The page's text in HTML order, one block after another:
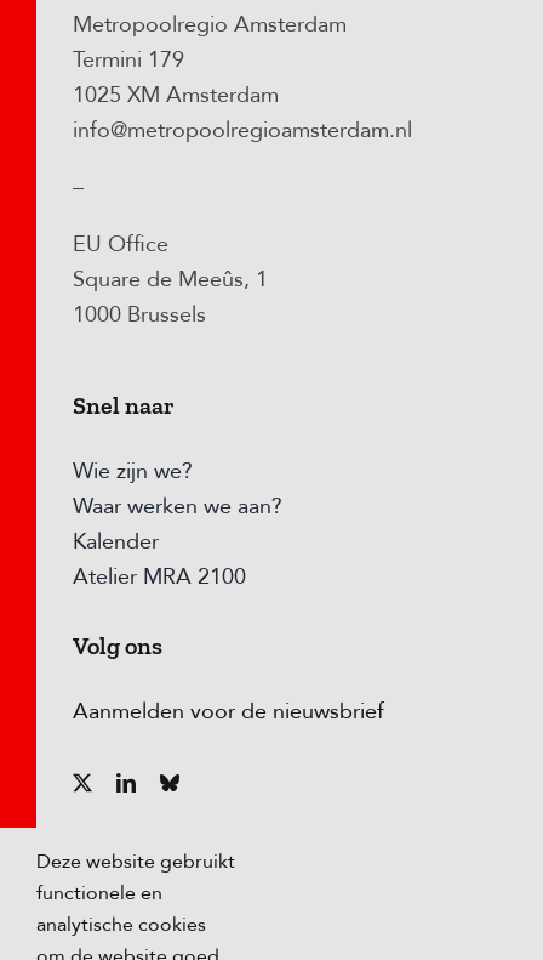
Metropoolregio Amsterdam
Termini 179
1025 XM Amsterdam
info@metropoolregioamsterdam.nl
–
EU Office
Square de Meeûs, 1
1000 Brussels
Snel naar
Wie zijn we?
Waar werken we aan?
Kalender
Atelier MRA 2100
Volg ons
Aanmelden voor de nieuwsbrief
Deze website gebruikt
functionele en
analytische cookies